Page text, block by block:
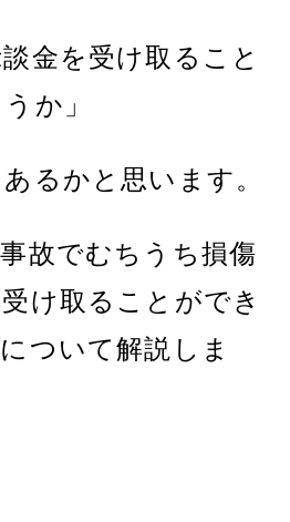
金を受け取ること
か」
るかと思います。
故でむちうち損傷
け取ることができ
ついて解説しま